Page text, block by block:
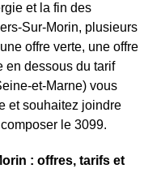
et la fin des
Sur-Morin, plusieurs
offre verte, une offre
en dessous du tarif
et-Marne) vous
et souhaitez joindre
le 3099.
: offres, tarifs et